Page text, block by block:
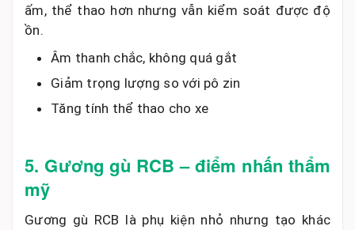
ấm, thể thao hơn nhưng vẫn kiểm soát được độ
ồn.
Âm thanh chắc, không quá gắt
Giảm trọng lượng so với pô zin
Tăng tính thể thao cho xe
5. Gương gù RCB – điểm nhấn thẩm
mỹ
Gương gù RCB là phụ kiện nhỏ nhưng tạo khác